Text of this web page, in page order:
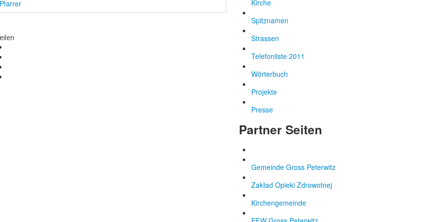
Pfarrer
Kirche
Spitznamen
Strassen
Telefonliste 2011
Wörterbuch
Projekte
Presse
Partner Seiten
Gemeinde Gross Peterwitz
Zakład Opieki Zdrowotnej
Kirchengemeinde